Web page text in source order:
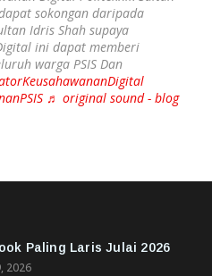
sokongan daripada
Idris Shah supaya
ini dapat memberi
warga PSIS Dan
♬ original sound - blog
Paling Laris Julai 2026
2026